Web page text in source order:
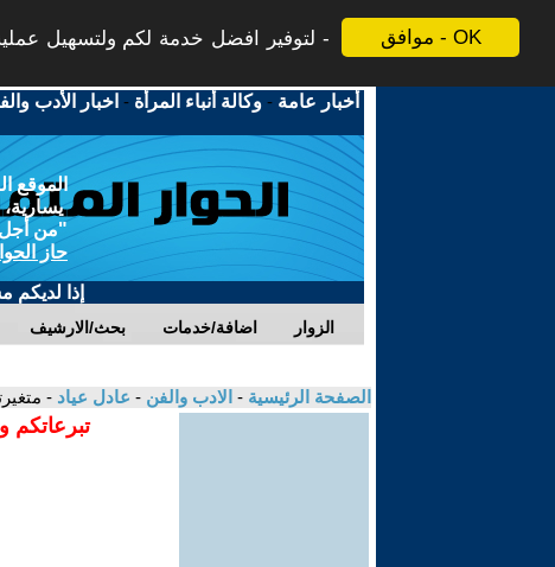
موافق - OK
لتوفير افضل خدمة لكم ولتسهيل
أخبار عامة -وكالة أنباء المرأة - اخبار الأدب
الموقع
يسارية،
"من أجل
حاز
إذا لديكم
بحث/الارشيف اضافة/خدمات الزوار
الصفحة الرئيسية - الادب والفن - عادل عياد -
تبرعاتكم